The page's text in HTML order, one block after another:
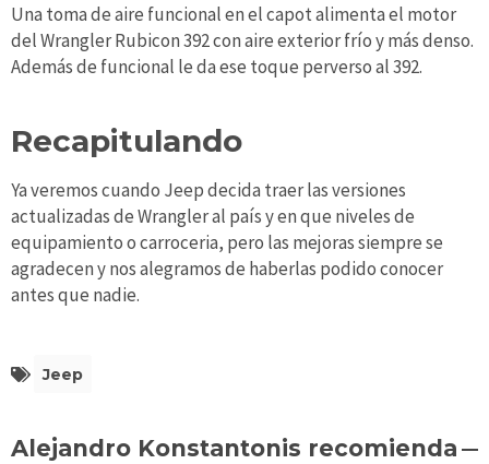
Una toma de aire funcional en el capot alimenta el motor
del Wrangler Rubicon 392 con aire exterior frío y más denso.
Además de funcional le da ese toque perverso al 392.
Recapitulando
Ya veremos cuando Jeep decida traer las versiones
actualizadas de Wrangler al país y en que niveles de
equipamiento o carroceria, pero las mejoras siempre se
agradecen y nos alegramos de haberlas podido conocer
antes que nadie.
Jeep
Alejandro Konstantonis recomienda